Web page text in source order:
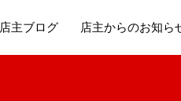
店主ブログ 店主からのお知ら